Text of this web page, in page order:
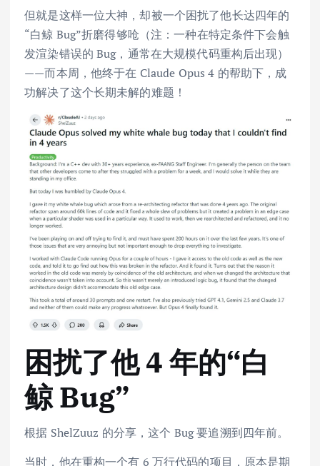
但就是这样一位大神，却被一个困扰了他长达四年的
“白鲸 Bug”折磨得够呛（注：一种在特定条件下会触
发渲染错误的 Bug，通常在大规模代码重构后出现）
——而本周，他终于在 Claude Opus 4 的帮助下，成
功解决了这个长期未解的难题！
困扰了他 4 年的“白
鲸 Bug”
根据 ShelZuuz 的分享，这个 Bug 要追溯到四年前。
当时，他在重构一个有 6 万行代码的项目，原本是期